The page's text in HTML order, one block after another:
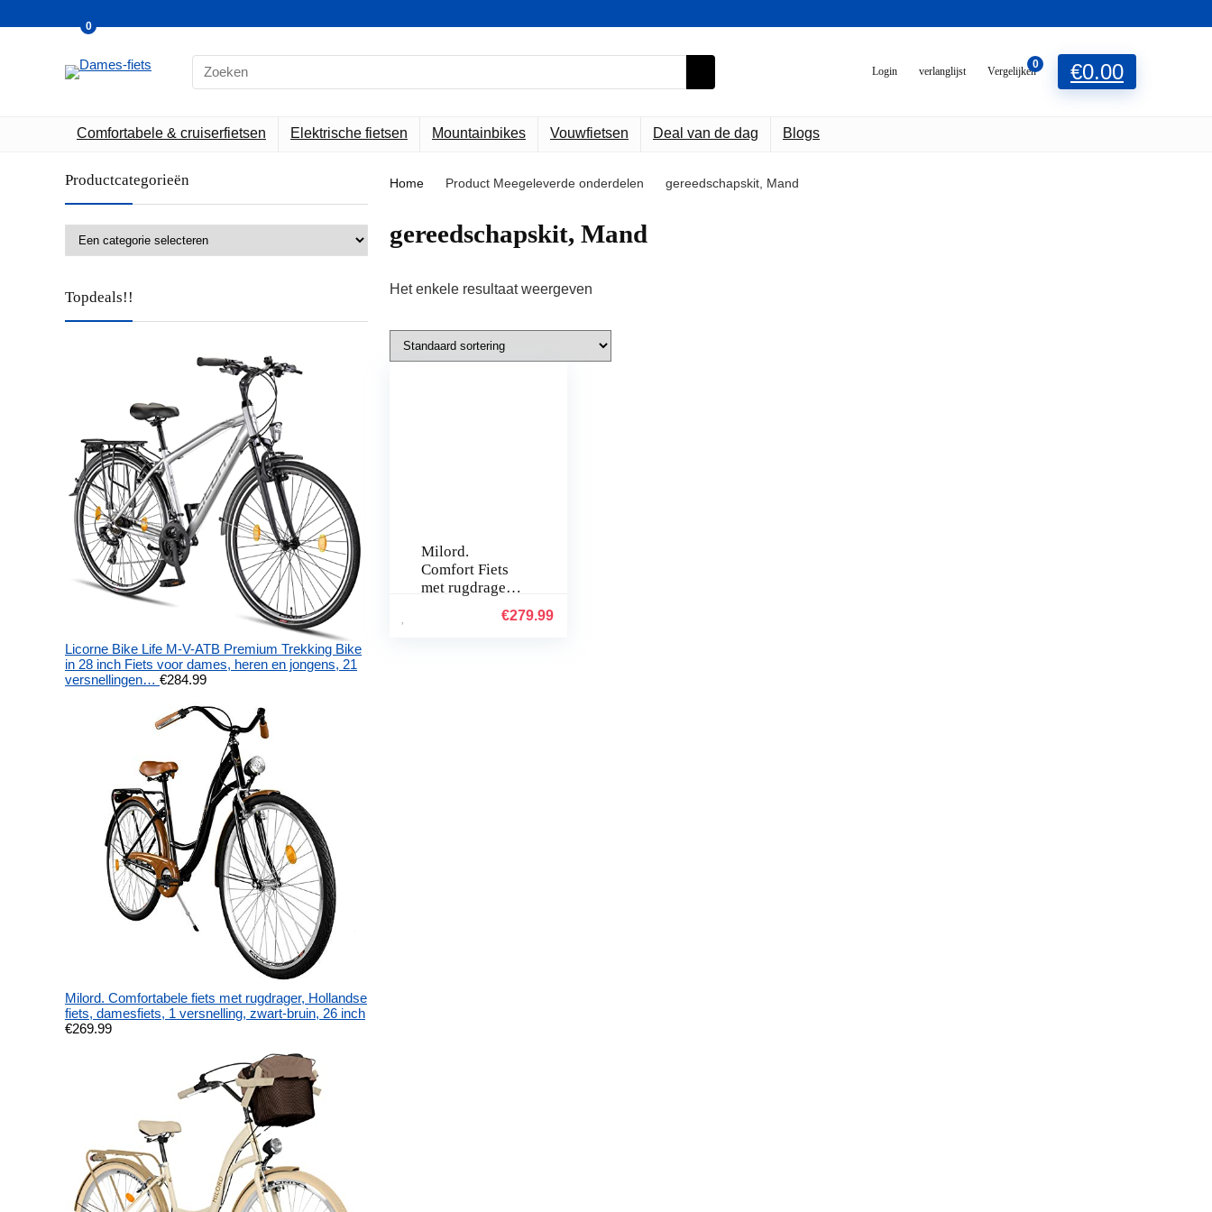
Search
for:
Login verlanglijst
0
Vergelijken
0
€0.00
Comfortabele & cruiserfietsen Elektrische fietsen Mountainbikes Vouwfietsen Deal van de dag Blogs
Productcategorieën
Topdeals!!
Licorne Bike Life M-V-ATB Premium Trekking Bike
in 28 inch Fiets voor dames, heren en jongens, 21
versnellingen… €284.99
Milord. Comfortabele fiets met rugdrager, Hollandse
fiets, damesfiets, 1 versnelling, zwart-bruin, 26 inch
€269.99
Home Product Meegeleverde onderdelen ‎gereedschapskit, Mand
‎gereedschapskit, Mand
Het enkele resultaat weergeven
Milord.
Comfort Fiets
met rugdrager,
€279.99